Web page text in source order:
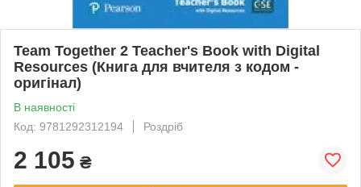
Team Together 2 Teacher's Book with Digital
Resources (Книга для вчителя з кодом -
оригінал)
В наявності
Код: 9781292312194
Роздріб
2 105 ₴